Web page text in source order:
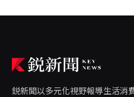
鋭新聞以多元化視野報導生活消